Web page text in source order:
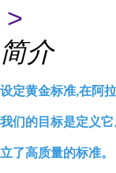
>
简介
设定黄金标准,在阿
我们的目标是定义
立了高质量的标准